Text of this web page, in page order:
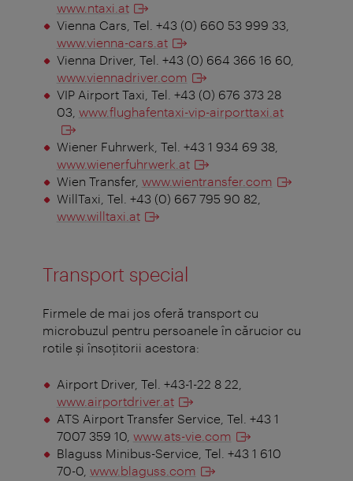
www.ntaxi.at
Vienna Cars, Tel. +43 (0) 660 53 999 33,
www.vienna-cars.at
Vienna Driver, Tel. +43 (0) 664 366 16 60,
www.viennadriver.com
VIP Airport Taxi, Tel. +43 (0) 676 373 28
03, www.flughafentaxi-vip-airporttaxi.at
Wiener Fuhrwerk, Tel. +43 1 934 69 38,
www.wienerfuhrwerk.at
Wien Transfer, www.wientransfer.com
WillTaxi, Tel. +43 (0) 667 795 90 82,
www.willtaxi.at
Transport special
Firmele de mai jos oferă transport cu
microbuzul pentru persoanele în cărucior cu
rotile şi însoţitorii acestora:
Airport Driver, Tel. +43-1-22 8 22,
www.airportdriver.at
ATS Airport Transfer Service, Tel. +43 1
7007 359 10, www.ats-vie.com
Blaguss Minibus-Service, Tel. +43 1 610
70-0, www.blaguss.com